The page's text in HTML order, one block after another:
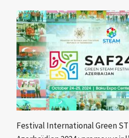
Festival International Green